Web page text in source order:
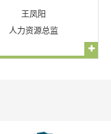
王凤阳
人力资源总监